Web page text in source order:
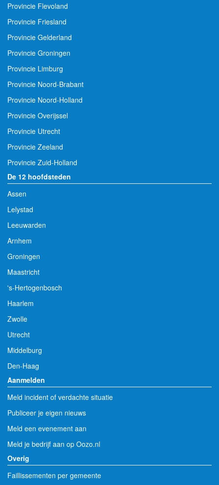
Provincie Flevoland
Provincie Friesland
Provincie Gelderland
Provincie Groningen
Provincie Limburg
Provincie Noord-Brabant
Provincie Noord-Holland
Provincie Overijssel
Provincie Utrecht
Provincie Zeeland
Provincie Zuid-Holland
De 12 hoofdsteden
Assen
Lelystad
Leeuwarden
Arnhem
Groningen
Maastricht
's-Hertogenbosch
Haarlem
Zwolle
Utrecht
Middelburg
Den-Haag
Aanmelden
Meld incident of verdachte situatie
Publiceer je eigen nieuws
Meld een evenement aan
Meld je bedrijf aan op Oozo.nl
Overig
Faillissementen per gemeente